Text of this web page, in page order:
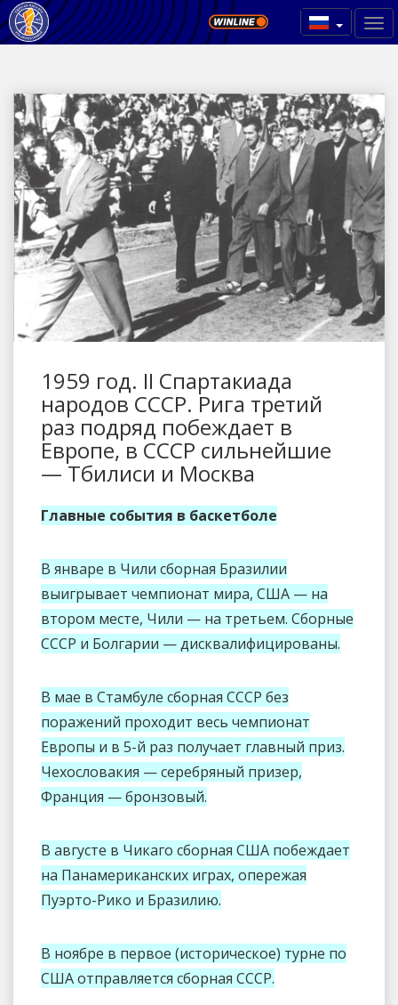
1959 год. II Спартакиада
народов СССР. Рига третий
раз подряд побеждает в
Европе, в СССР сильнейшие
— Тбилиси и Москва
Главные события в баскетболе
В январе в Чили сборная Бразилии
выигрывает чемпионат мира, США — на
втором месте, Чили — на третьем. Сборные
СССР и Болгарии — дисквалифицированы.
В мае в Стамбуле сборная СССР без
поражений проходит весь чемпионат
Европы и в 5-й раз получает главный приз.
Чехословакия — серебряный призер,
Франция — бронзовый.
В августе в Чикаго сборная США побеждает
на Панамериканских играх, опережая
Пуэрто-Рико и Бразилию.
В ноябре в первое (историческое) турне по
США отправляется сборная СССР.